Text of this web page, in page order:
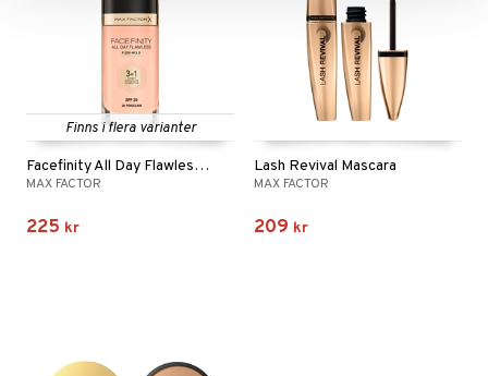
Finns i flera varianter
Facefinity All Day Flawless 3 in 1 Foundation
MAX FACTOR
225 kr
Lash Revival Mascara
MAX FACTOR
209 kr